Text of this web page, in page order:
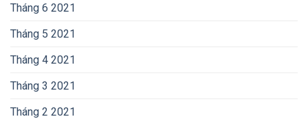
Tháng 6 2021
Tháng 5 2021
Tháng 4 2021
Tháng 3 2021
Tháng 2 2021